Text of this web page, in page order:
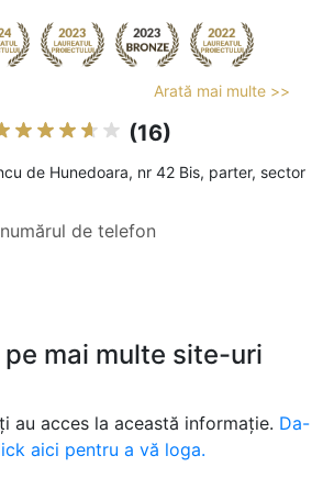
Arată mai multe >>
(16)
de Hunedoara, nr 42 Bis, parter, sector
de telefon
mai multe site-uri
au acces la această informație. Da-
aici pentru a vă loga.